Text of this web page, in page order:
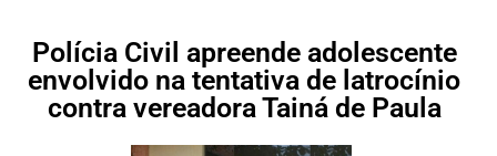
Polícia Civil apreende adolescente
envolvido na tentativa de latrocínio
contra vereadora Tainá de Paula